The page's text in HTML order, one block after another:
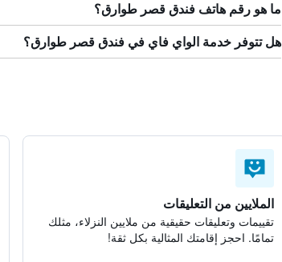
ما هو رقم هاتف فندق قصر طوارق؟
هل تتوفر خدمة الواي فاي في فندق قصر طوارق؟
الملايين من التعليقات
تقييمات وتعليقات حقيقية من ملايين النزلاء، مثلك
تمامًا. احجز إقامتك المثالية بكل ثقة!